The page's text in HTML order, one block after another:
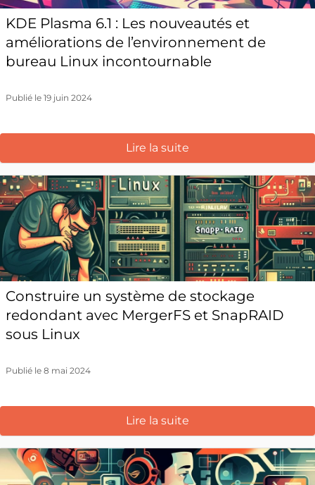
KDE Plasma 6.1 : Les nouveautés et
améliorations de l’environnement de
bureau Linux incontournable
Publié le 19 juin 2024
Lire la suite
Construire un système de stockage
redondant avec MergerFS et SnapRAID
sous Linux
Publié le 8 mai 2024
Lire la suite